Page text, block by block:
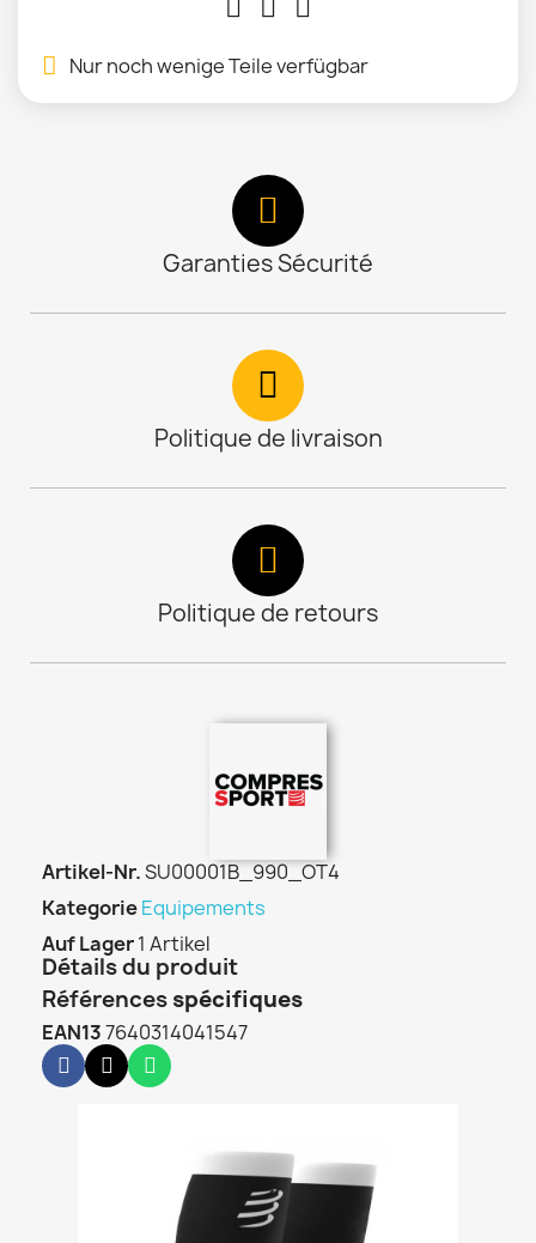
Nur noch wenige Teile verfügbar
Garanties Sécurité
Politique de livraison
Politique de retours
Artikel-Nr.SU00001B_990_OT4
KategorieEquipements
Auf Lager1 Artikel
Détails du produit
Références spécifiques
EAN137640314041547